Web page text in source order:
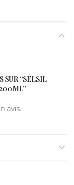
SUR “SELSIL
avis.